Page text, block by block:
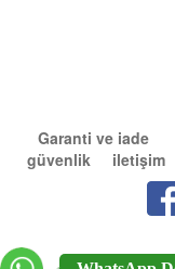
Garanti ve iade
güvenlik
iletişim